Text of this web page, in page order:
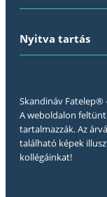
Nyitva tartás
Skandináv Fatelep®
A weboldalon
tartalmazzák. Az
található képek
kollégáinkat!